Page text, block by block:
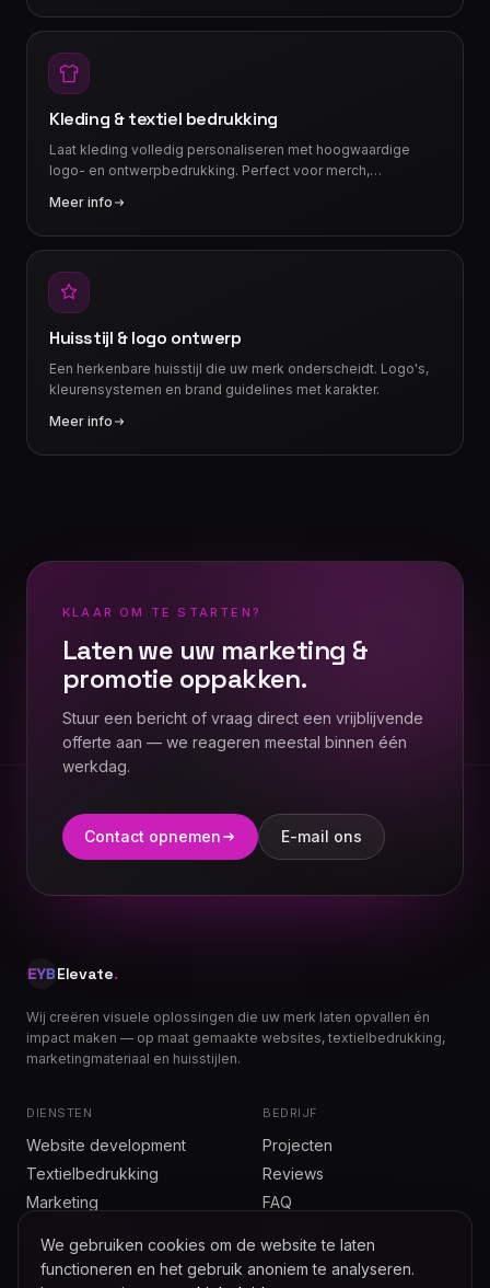
Kleding & textiel bedrukking
Laat kleding volledig personaliseren met hoogwaardige
logo- en ontwerpbedrukking. Perfect voor merch,
Meer info
Huisstijl & logo ontwerp
Een herkenbare huisstijl die uw merk onderscheidt. Logo's,
kleurensystemen en brand guidelines met karakter.
Meer info
KLAAR OM TE STARTEN?
Laten we uw marketing &
promotie oppakken.
Stuur een bericht of vraag direct een vrijblijvende
offerte aan — we reageren meestal binnen één
werkdag.
Contact opnemen E-mail ons
Elevate.
Wij creëren visuele oplossingen die uw merk laten opvallen én
impact maken — op maat gemaakte websites, textielbedrukking,
marketingmateriaal en huisstijlen.
DIENSTEN
Website development
Textielbedrukking
Marketing
BEDRIJF
Projecten
Reviews
FAQ
We gebruiken cookies om de website te laten
functioneren en het gebruik anoniem te analyseren.